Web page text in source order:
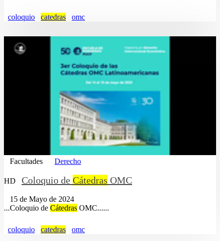
coloquio catedras omc
Facultades Derecho
HD Coloquio de Cátedras OMC
15 de Mayo de 2024
...Coloquio de Cátedras OMC......
coloquio catedras omc